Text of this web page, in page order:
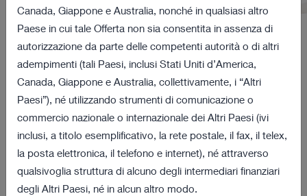
Offerta pubblica d’acquisto
volontaria per cassa sulla
totalità delle azioni di
Cattolica Assicurazioni e
Procedura di Obbligo di
Acquisto
Canada, Giappone e Australia, nonché in qualsiasi altro
Paese in cui tale Offerta non sia consentita in assenza di
autorizzazione da parte delle competenti autorità o di altri
adempimenti (tali Paesi, inclusi Stati Uniti d’America,
Canada, Giappone e Australia, collettivamente, i “Altri
Paesi”), né utilizzando strumenti di comunicazione o
commercio nazionale o internazionale dei Altri Paesi (ivi
inclusi, a titolo esemplificativo, la rete postale, il fax, il telex,
la posta elettronica, il telefono e internet), né attraverso
qualsivoglia struttura di alcuno degli intermediari finanziari
degli Altri Paesi, né in alcun altro modo.